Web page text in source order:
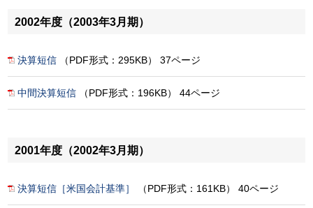
2002年度（2003年3月期）
決算短信 （PDF形式：295KB） 37ページ
中間決算短信 （PDF形式：196KB） 44ページ
2001年度（2002年3月期）
決算短信［米国会計基準］ （PDF形式：161KB） 40ページ